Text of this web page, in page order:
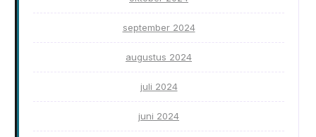
september 2024
augustus 2024
juli 2024
juni 2024